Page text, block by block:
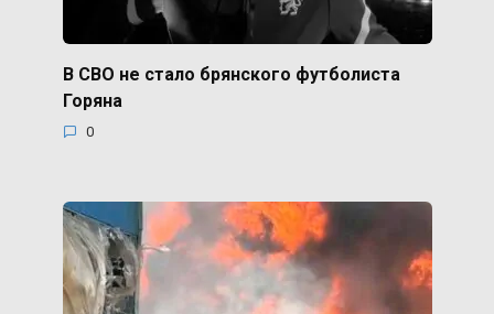
В СВО не стало брянского футболиста
Горяна
0